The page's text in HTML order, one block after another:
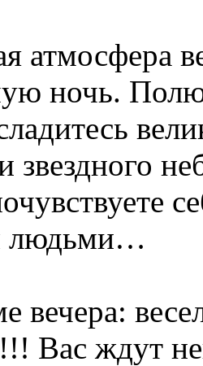
атмосфера
ночь.
звездного
людьми…
вечера:
Вас ждут